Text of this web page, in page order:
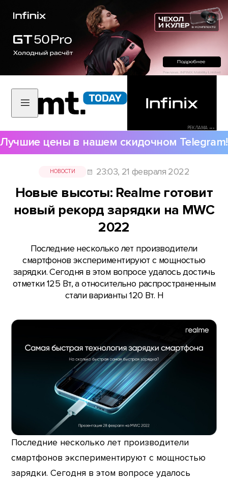
РЕКЛАМА •••
Лучшие цены в нашем скидочном Telegram!
НОВОСТИ 23:03, 21 февраля 2022
Новые высоты: Realme готовит
новый рекорд зарядки на MWC
2022
Последние несколько лет производители
смартфонов экспериментируют с мощностью
зарядки. Сегодня в этом вопросе удалось достичь
отметки 125 Вт, а относительно распространенным
стали варианты 120 Вт. Н
Последние несколько лет производители
смартфонов экспериментируют с мощностью
зарядки. Сегодня в этом вопросе удалось